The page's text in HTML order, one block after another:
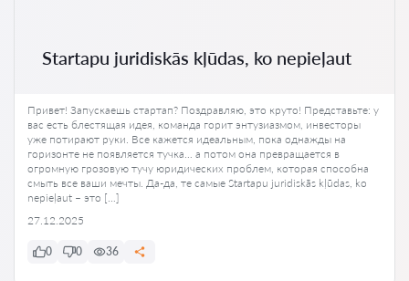
Startapu juridiskās kļūdas, ko nepieļaut
Привет! Запускаешь стартап? Поздравляю, это круто! Представьте: у
вас есть блестящая идея, команда горит энтузиазмом, инвесторы
уже потирают руки. Все кажется идеальным, пока однажды на
горизонте не появляется тучка… а потом она превращается в
огромную грозовую тучу юридических проблем, которая способна
смыть все ваши мечты. Да-да, те самые Startapu juridiskās kļūdas, ko
nepieļaut – это […]
27.12.2025
0 0 36